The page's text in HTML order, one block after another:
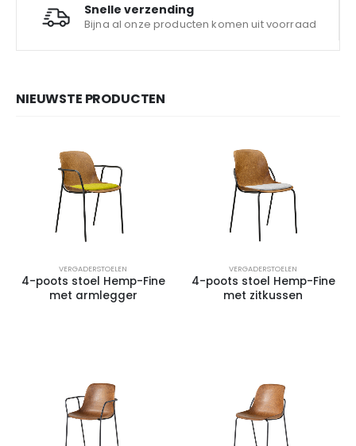
Snelle verzending
Bijna al onze producten komen uit voorraad
NIEUWSTE PRODUCTEN
VERGADERSTOELEN
4-poots stoel Hemp-Fine
met armlegger
VERGADERSTOELEN
4-poots stoel Hemp-Fine
met zitkussen